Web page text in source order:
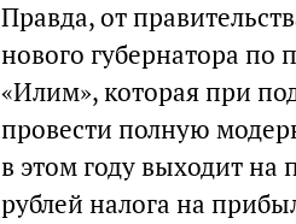
Правда, от
нового губернатора
«Илим», которая при
провести полную
в этом году выходит
рублей налога на